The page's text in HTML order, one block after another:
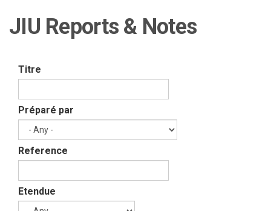
JIU Reports & Notes
Titre
Préparé par
Reference
Etendue